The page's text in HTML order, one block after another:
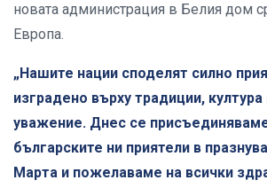
новата администрация в Белия дом
Европа.
„Нашите нации споделят силно
изградено върху традиции,
уважение. Днес се
българските ни приятели в
Марта и пожелаваме на всички